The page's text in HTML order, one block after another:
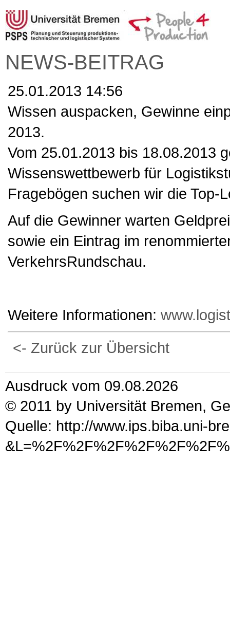
NEWS-BEITRAG
25.01.2013 14:56
Wissen auspacken, Gewinne
2013.
Vom 25.01.2013 bis 18.08.2013
Wissenswettbewerb für
Fragebögen suchen wir die Top-
Auf die Gewinner warten
sowie ein Eintrag im
VerkehrsRundschau.
Weitere Informationen:
<- Zurück zur Übersicht
Ausdruck vom 09.08.2026
© 2011 by Universität Bremen,
Quelle: http://www.ips.biba.uni-